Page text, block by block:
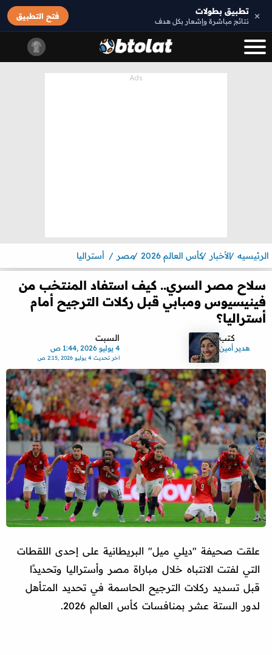
× تطبيق بطولات
نتائج مباشرة وإشعار بكل هدف
فتح التطبيق
الرئيسيه الأخبار كأس العالم 2026 مصر أستراليا
سلاح مصر السري.. كيف استفاد المنتخب من
فينيسيوس ومبابي قبل ركلات الترجيح أمام
أستراليا؟
كتب
هدير أمين
السبت
4 يوليو 2026 ,1:44 ص
اخر تحديث4 يوليو 2026 ,2:15 ص
علقت صحيفة "ديلي ميل" البريطانية على إحدى اللقطات
التي لفتت الانتباه خلال مباراة مصر وأستراليا وتحديدًا
قبل تسديد ركلات الترجيح الحاسمة في تحديد المتأهل
لدور الستة عشر بمنافسات كأس العالم 2026.